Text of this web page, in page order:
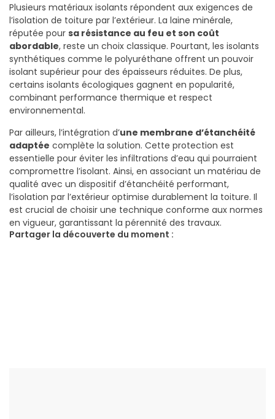
Plusieurs matériaux isolants répondent aux exigences de
l’isolation de toiture par l’extérieur. La laine minérale,
réputée pour sa résistance au feu et son coût
abordable, reste un choix classique. Pourtant, les isolants
synthétiques comme le polyuréthane offrent un pouvoir
isolant supérieur pour des épaisseurs réduites. De plus,
certains isolants écologiques gagnent en popularité,
combinant performance thermique et respect
environnemental.
Par ailleurs, l’intégration d’une membrane d’étanchéité
adaptée complète la solution. Cette protection est
essentielle pour éviter les infiltrations d’eau qui pourraient
compromettre l’isolant. Ainsi, en associant un matériau de
qualité avec un dispositif d’étanchéité performant,
l’isolation par l’extérieur optimise durablement la toiture. Il
est crucial de choisir une technique conforme aux normes
en vigueur, garantissant la pérennité des travaux.
Partager la découverte du moment :